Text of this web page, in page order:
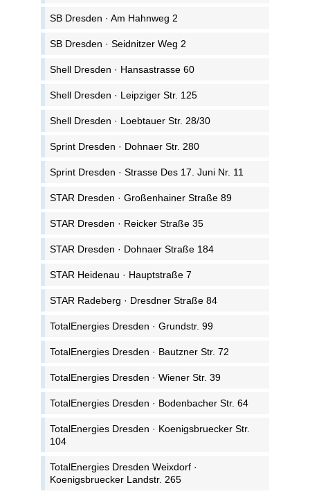
SB Dresden · Am Hahnweg 2
SB Dresden · Seidnitzer Weg 2
Shell Dresden · Hansastrasse 60
Shell Dresden · Leipziger Str. 125
Shell Dresden · Loebtauer Str. 28/30
Sprint Dresden · Dohnaer Str. 280
Sprint Dresden · Strasse Des 17. Juni Nr. 11
STAR Dresden · Großenhainer Straße 89
STAR Dresden · Reicker Straße 35
STAR Dresden · Dohnaer Straße 184
STAR Heidenau · Hauptstraße 7
STAR Radeberg · Dresdner Straße 84
TotalEnergies Dresden · Grundstr. 99
TotalEnergies Dresden · Bautzner Str. 72
TotalEnergies Dresden · Wiener Str. 39
TotalEnergies Dresden · Bodenbacher Str. 64
TotalEnergies Dresden · Koenigsbruecker Str.
104
TotalEnergies Dresden Weixdorf ·
Koenigsbruecker Landstr. 265